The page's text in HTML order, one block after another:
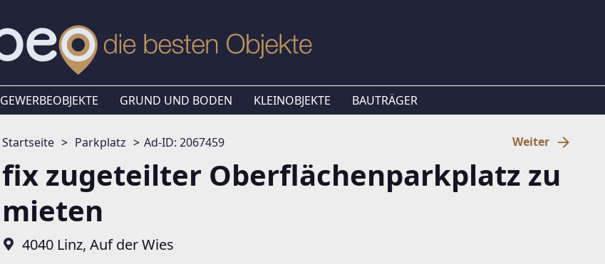
GEWERBEOBJEKTE GRUND UND BODEN KLEINOBJEKTE BAUTRÄGER
Startseite Parkplatz Ad-ID: 2067459 Weiter
fix zugeteilter Oberflächenparkplatz zu
mieten
4040 Linz, Auf der Wies